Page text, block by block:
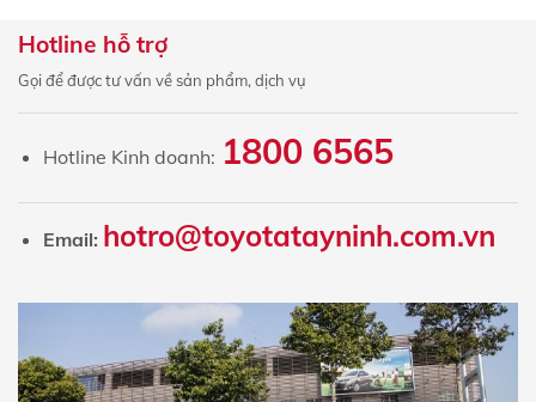
ĐĂNG KÝ
ĐỊNH GIÁ XE MIỄN PHÍ
Số điện thoại
×
Hotline hỗ trợ
Gọi để được tư vấn về sản phẩm, dịch vụ
Hotline Kinh doanh: 1800 6565
Email: hotro@toyotatayninh.com.vn